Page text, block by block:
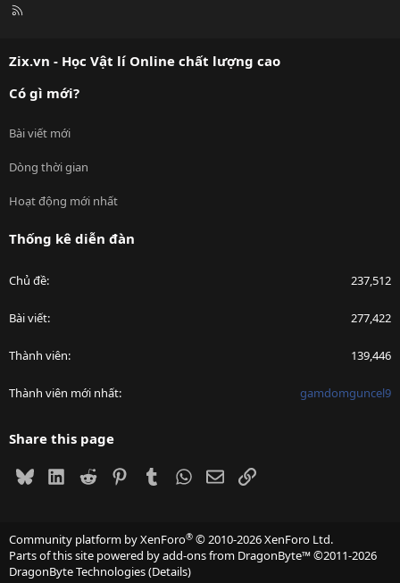
R
Zix.vn - Học Vật lí Online chất lượng cao
Có gì mới?
Bài viết mới
Dòng thời gian
Hoạt động mới nhất
Thống kê diễn đàn
Chủ đề 237,512
Bài viết 277,422
Thành viên 139,446
Thành viên mới nhất gamdomguncel9
Share this page
BlueskyLinkedIn
Reddit PinterestTumblrWhatsApp
EmailLink
Community platform by XenForo® © 2010-2026 XenForo Ltd.
Parts of this site powered byadd-ons from DragonByte™©2011-2026
DragonByte Technologies(Details)